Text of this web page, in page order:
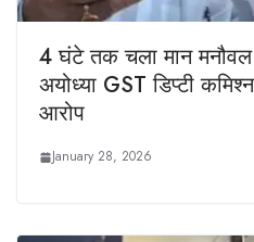
4 घंटे तक चला मान
अयोध्या GST डिप्टी
आरोप
January 28, 2026